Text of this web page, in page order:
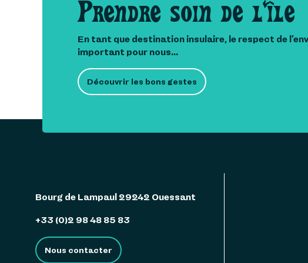
Prendre soin de l'île
En tant que destination insulaire, le respect de
important pour nous...
Découvrir les bons gestes
Bourg de Lampaul 29242 Ouessant
+33 (0)2 98 48 85 83
Nous contacter